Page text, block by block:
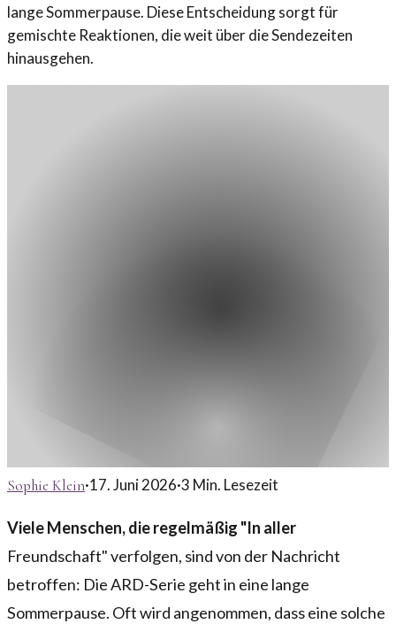
lange Sommerpause. Diese Entscheidung sorgt für
gemischte Reaktionen, die weit über die Sendezeiten
hinausgehen.
Sophie Klein·17. Juni 2026·3 Min. Lesezeit
Viele Menschen, die regelmäßig "In aller
Freundschaft" verfolgen, sind von der Nachricht
betroffen: Die ARD-Serie geht in eine lange
Sommerpause. Oft wird angenommen, dass eine solche